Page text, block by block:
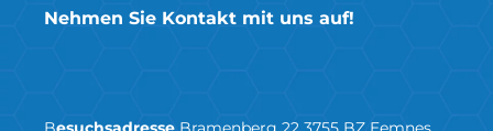
Nehmen Sie Kontakt mit uns auf!